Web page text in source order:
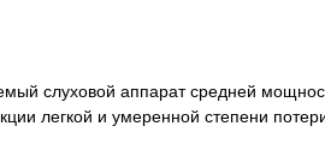
слуховой аппарат средней
легкой и умеренной степени